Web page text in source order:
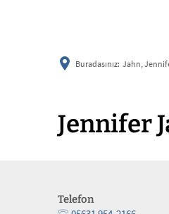
Buradasınız: Jahn,
Jennifer
Telefon